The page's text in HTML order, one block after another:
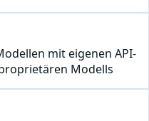
mit eigenen API-
Modells